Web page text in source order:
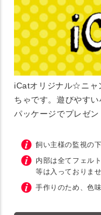
iCatオリジナル☆ニャ
ちゃです。遊びやす
パッケージでプレゼン
飼い主様の監視の
内部は全てフェル
等は入っておりませ
手作りのため、色